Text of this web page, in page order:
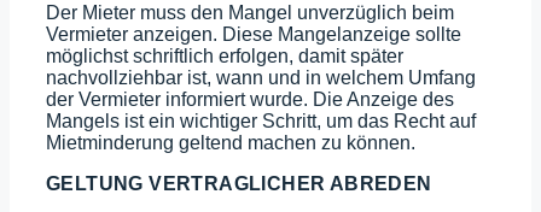
Der Mieter muss den Mangel unverzüglich beim
Vermieter anzeigen. Diese Mangelanzeige sollte
möglichst schriftlich erfolgen, damit später
nachvollziehbar ist, wann und in welchem Umfang
der Vermieter informiert wurde. Die Anzeige des
Mangels ist ein wichtiger Schritt, um das Recht auf
Mietminderung geltend machen zu können.
GELTUNG VERTRAGLICHER ABREDEN